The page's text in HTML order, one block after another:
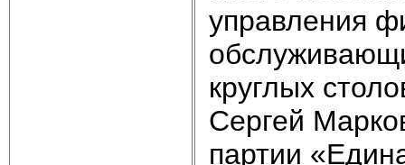
управления
круглых
Сергей
партии